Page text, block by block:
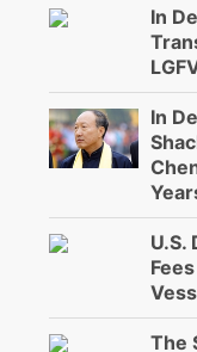
In
In
U.S.
The